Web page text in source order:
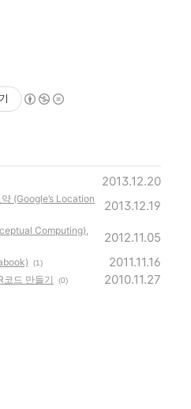
2013.12.20
(Google’s Location
2013.12.19
Computing),
2012.11.05
(1) 2011.11.16
코드 만들기 (0) 2010.11.27